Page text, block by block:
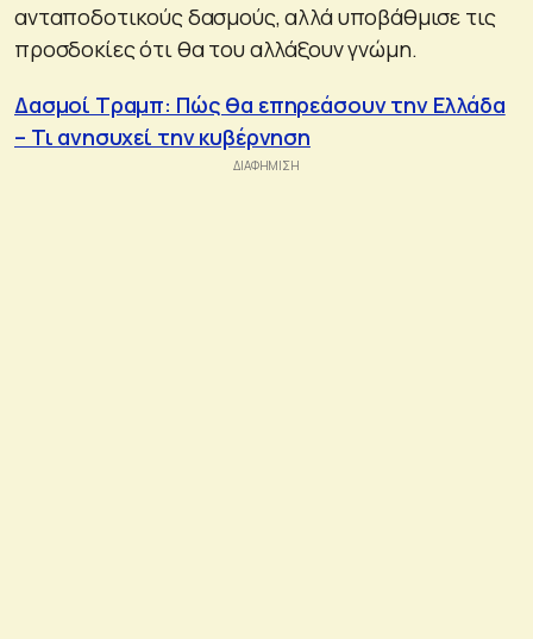
ανταποδοτικούς δασμούς, αλλά υποβάθμισε τις
προσδοκίες ότι θα του αλλάξουν γνώμη.
Δασμοί Τραμπ: Πώς θα επηρεάσουν την Ελλάδα
– Τι ανησυχεί την κυβέρνηση